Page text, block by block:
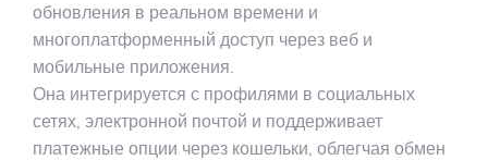
обновления в реальном времени и
многоплатформенный доступ через веб и
мобильные приложения.
Она интегрируется с профилями в социальных
сетях, электронной почтой и поддерживает
платежные опции через кошельки, облегчая обмен